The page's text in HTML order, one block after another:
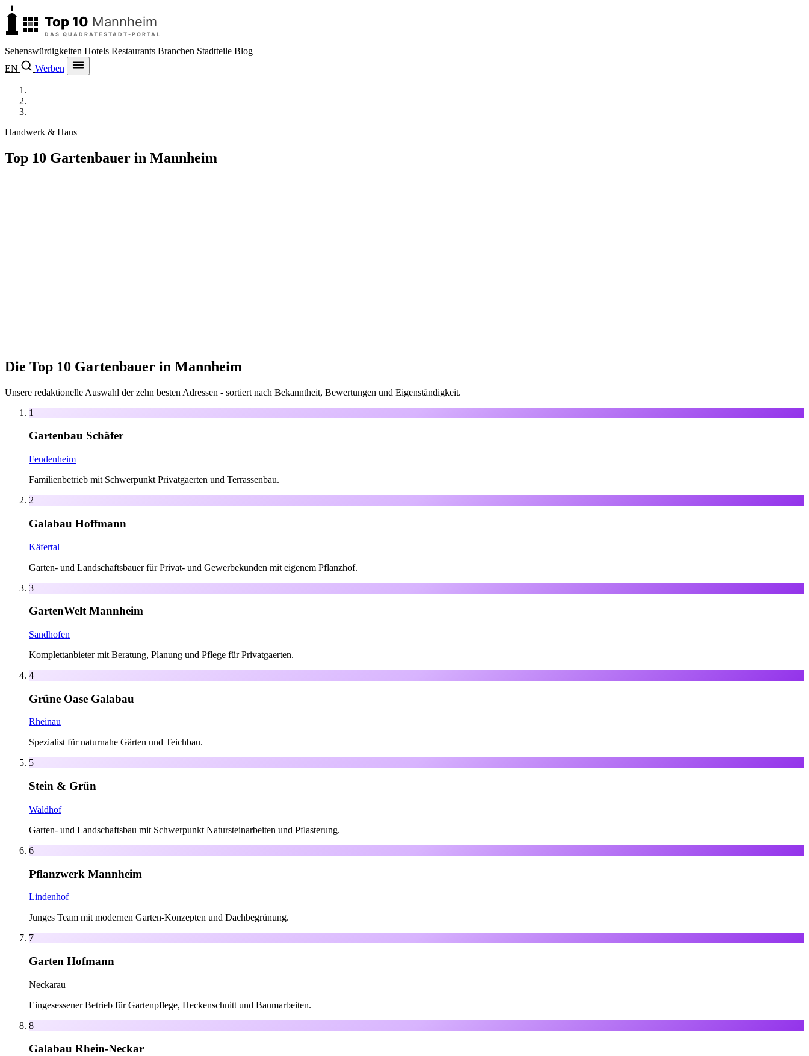
Sehenswürdigkeiten Hotels Restaurants Branchen Stadtteile Blog
EN
Werben
Handwerk & Haus
Top 10 Gartenbauer in Mannheim
Die Top 10 Gartenbauer in Mannheim
Unsere redaktionelle Auswahl der zehn besten Adressen - sortiert nach Bekanntheit, Bewertungen und Eigenständigkeit.
1
Gartenbau Schäfer
Feudenheim
Familienbetrieb mit Schwerpunkt Privatgaerten und Terrassenbau.
2
Galabau Hoffmann
Käfertal
Garten- und Landschaftsbauer für Privat- und Gewerbekunden mit eigenem Pflanzhof.
3
GartenWelt Mannheim
Sandhofen
Komplettanbieter mit Beratung, Planung und Pflege für Privatgaerten.
4
Grüne Oase Galabau
Rheinau
Spezialist für naturnahe Gärten und Teichbau.
5
Stein & Grün
Waldhof
Garten- und Landschaftsbau mit Schwerpunkt Natursteinarbeiten und Pflasterung.
6
Pflanzwerk Mannheim
Lindenhof
Junges Team mit modernen Garten-Konzepten und Dachbegrünung.
7
Garten Hofmann
Neckarau
Eingesessener Betrieb für Gartenpflege, Heckenschnitt und Baumarbeiten.
8
Galabau Rhein-Neckar